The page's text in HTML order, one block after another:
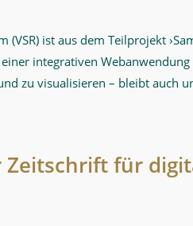
(VSR) ist aus dem Teilprojekt
einer integrativen
zu visualisieren – bleibt auch
für